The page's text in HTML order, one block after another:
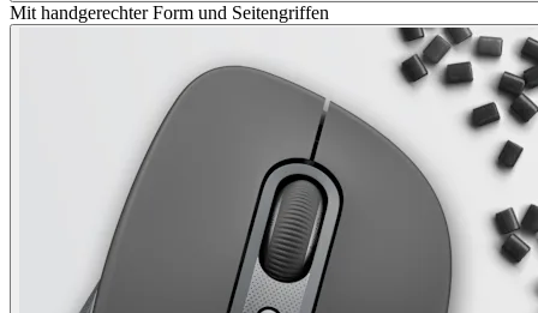
Mit handgerechter Form und Seitengriffen